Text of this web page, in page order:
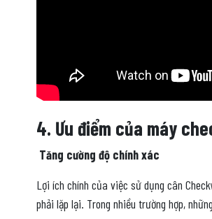
4. Ưu điểm của máy
Tăng cường độ chính xác
Lợi ích chính của việc sử dụng cân
phải lặp lại. Trong nhiều trường hợp,